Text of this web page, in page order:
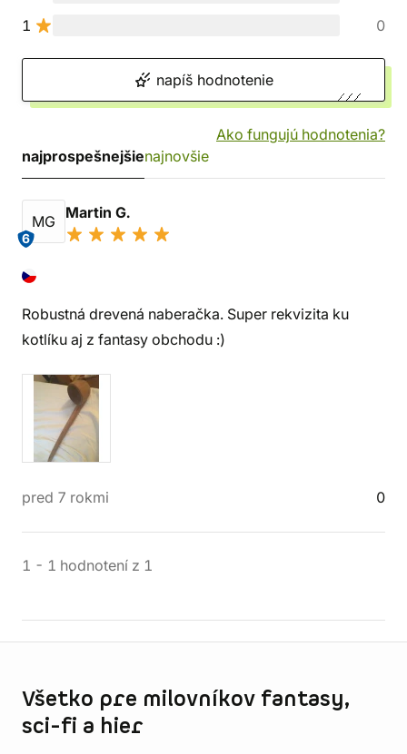
1
0
napíš hodnotenie
Ako fungujú hodnotenia?
najprospešnejšienajnovšie
MG
6
Martin G.
Robustná drevená naberačka. Super rekvizita ku
kotlíku aj z fantasy obchodu :)
pred 7 rokmi 0
1 - 1 hodnotení z 1
Všetko pre milovníkov fantasy,
sci-fi a hier